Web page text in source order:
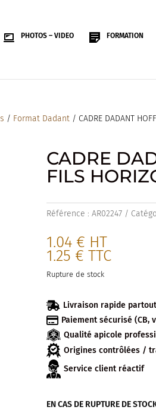
PHOTOS – VIDEO FORMATION
/ Format Dadant / CADRE DADANT
CADRE
FILS
Référence :AR02247
1.04 € HT
1.25 € TTC
Rupture de stock
 Livraison rapide
 Paiement sécurisé (CB,
Qualité apicole
Origines contrôlées /
Service client réactif
EN CAS DE RUPTURE DE